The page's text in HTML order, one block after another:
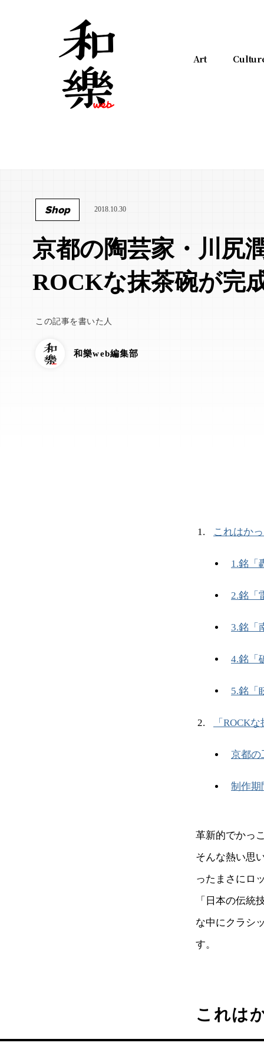
Art
Shop 2018.10.30
京都の陶芸家・川尻
ROCKな抹茶碗が完
この記事を書いた人
和樂web編集部
これはか
1.銘「
2.銘「
3.銘「
4.銘「
5.銘「
「ROCK
京都の
制作期
革新的でかっ
そんな熱い思
ったまさにロ
「日本の伝統
な中にクラシ
す。
これは